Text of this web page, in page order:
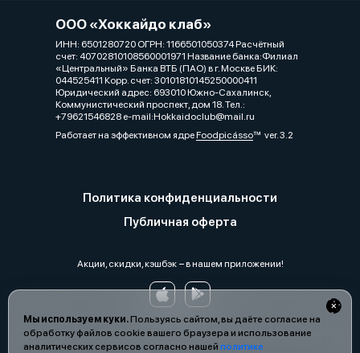
Мы используем куки.Пользуясь сайтом, вы даёте согласие на
обработку файлов cookie вашего браузера и использование
аналитических сервисов согласно нашей политике
ООО «Хоккайдо клаб»
ИНН: 6501280720 ОГРН: 1166501050374 Расчётный
счет: 40702810108560001971 Название банка:Филиал
«Центральный» Банка ВТБ (ПАО) в г. Москве БИК:
044525411 Корр. счет: 30101810145250000411
Юридический адрес: 693010 Южно-Сахалинск,
Коммунистический проспект, дом 18. Тел.:
+79621546828 e-mail:Hokkaidoclub@mail.ru
Работает на эффективном ядреFoodpicássover. 3.2
Политика конфиденциальности
Публичная оферта
Акции, скидки, кэшбэк − в нашем приложении!